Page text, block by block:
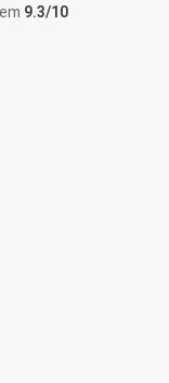
9.3/10